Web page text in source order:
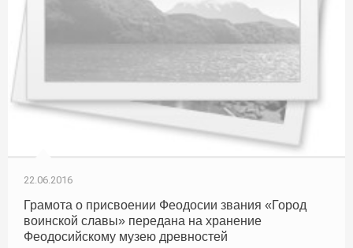
22.06.2016
Грамота о присвоении Феодосии звания «Город
воинской славы» передана на хранение
Феодосийскому музею древностей